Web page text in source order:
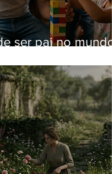
ser pai no mundo